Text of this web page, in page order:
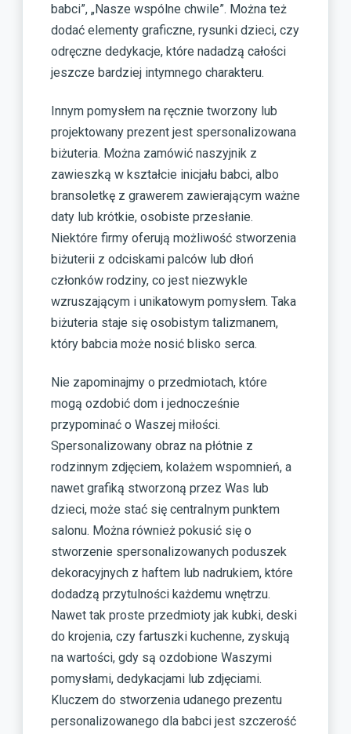
babci”, „Nasze wspólne chwile”. Można też
dodać elementy graficzne, rysunki dzieci, czy
odręczne dedykacje, które nadadzą całości
jeszcze bardziej intymnego charakteru.
Innym pomysłem na ręcznie tworzony lub
projektowany prezent jest spersonalizowana
biżuteria. Można zamówić naszyjnik z
zawieszką w kształcie inicjału babci, albo
bransoletkę z grawerem zawierającym ważne
daty lub krótkie, osobiste przesłanie.
Niektóre firmy oferują możliwość stworzenia
biżuterii z odciskami palców lub dłoń
członków rodziny, co jest niezwykle
wzruszającym i unikatowym pomysłem. Taka
biżuteria staje się osobistym talizmanem,
który babcia może nosić blisko serca.
Nie zapominajmy o przedmiotach, które
mogą ozdobić dom i jednocześnie
przypominać o Waszej miłości.
Spersonalizowany obraz na płótnie z
rodzinnym zdjęciem, kolażem wspomnień, a
nawet grafiką stworzoną przez Was lub
dzieci, może stać się centralnym punktem
salonu. Można również pokusić się o
stworzenie spersonalizowanych poduszek
dekoracyjnych z haftem lub nadrukiem, które
dodadzą przytulności każdemu wnętrzu.
Nawet tak proste przedmioty jak kubki, deski
do krojenia, czy fartuszki kuchenne, zyskują
na wartości, gdy są ozdobione Waszymi
pomysłami, dedykacjami lub zdjęciami.
Kluczem do stworzenia udanego prezentu
personalizowanego dla babci jest szczerość